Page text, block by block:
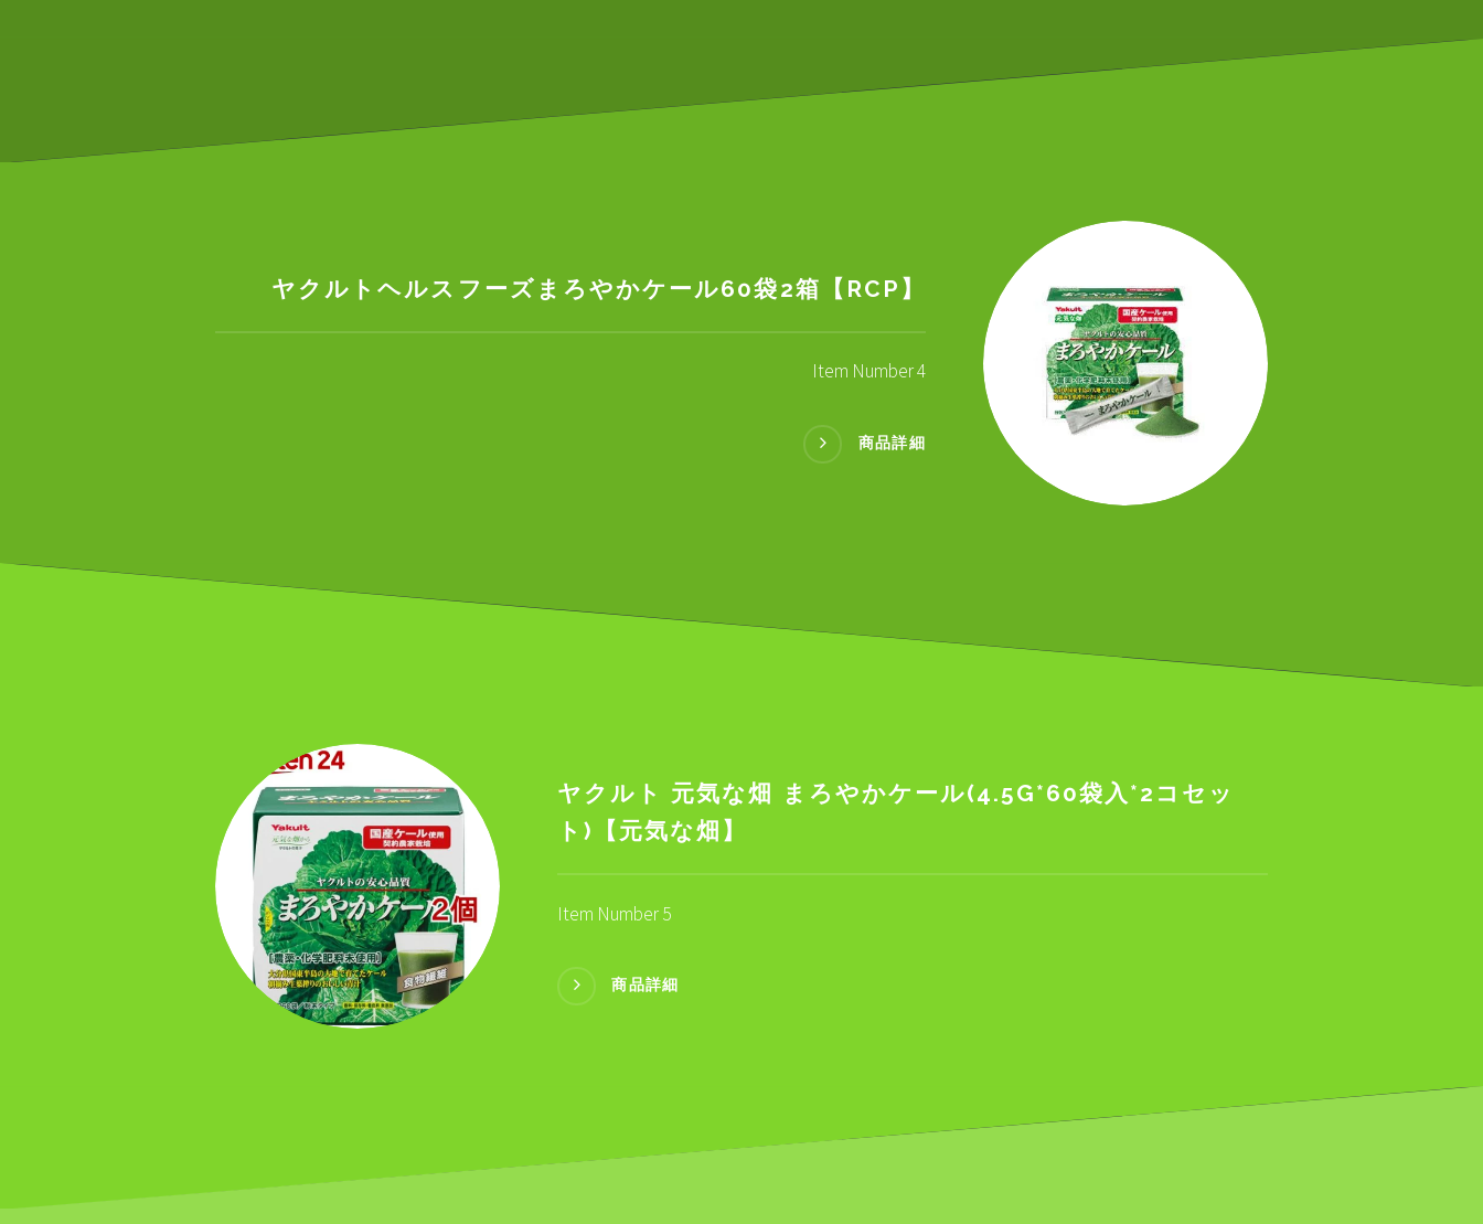
ヤクルトヘルスフーズまろやかケール60袋2箱【RCP】
Item Number 4
商品詳細
ヤクルト 元気な畑 まろやかケール(4.5G*60袋入*2コセッ
ト)【元気な畑】
Item Number 5
商品詳細